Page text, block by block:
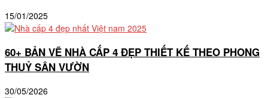
15/01/2025
60+ BẢN VẼ NHÀ CẤP 4 ĐẸP THIẾT KẾ THEO PHONG
THUỶ SÂN VƯỜN
30/05/2026